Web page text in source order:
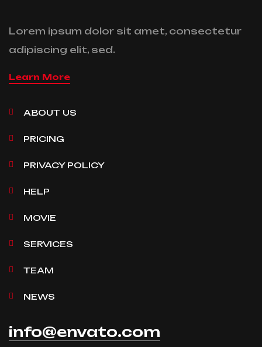
Lorem ipsum dolor sit amet, consectetur
adipiscing elit, sed.
Learn More
ABOUT US
PRICING
PRIVACY POLICY
HELP
MOVIE
SERVICES
TEAM
NEWS
info@envato.com